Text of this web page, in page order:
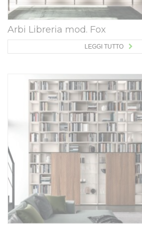
Arbi Libreria mod. Fox
LEGGI TUTTO